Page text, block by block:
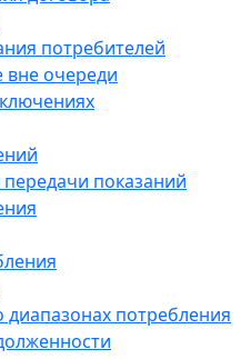
потребителей
очереди
показаний
потребления